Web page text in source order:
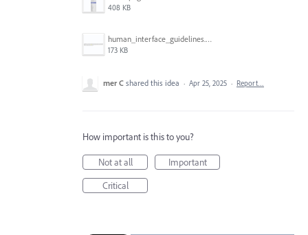
408 KB
human_interface_guidelines.png
173 KB
mer C shared this idea · Apr 25, 2025 · Report…
How important is this to you?
Not at all
Important
Critical